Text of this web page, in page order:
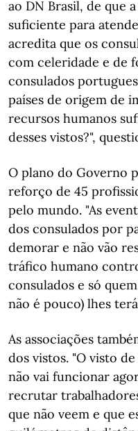
ao DN Brasil, de que
suficiente para
acredita que os
com celeridade e de
consulados
países de origem de
recursos humanos
desses vistos?",
O plano do Governo
reforço de 45
pelo mundo. "As
dos consulados por
demorar e não vão
tráfico humano
consulados e só
não é pouco) lhes
As associações
dos vistos. "O visto
não vai funcionar
recrutar
que não veem e que